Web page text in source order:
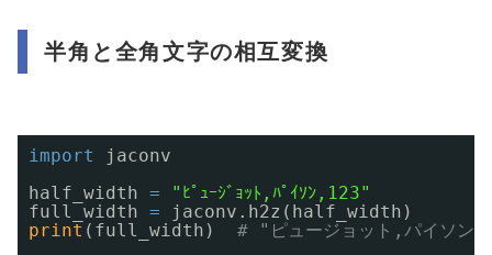
半角と全角文字の相互変換
import
jaconv
half_width =
"ﾋﾟｭｰｼﾞｮｯﾄ,ﾊﾟｲｿﾝ,123"
full_width =
jaconv.h2z(half_width)
print (full_width) # "ピュージョット,パイソン,